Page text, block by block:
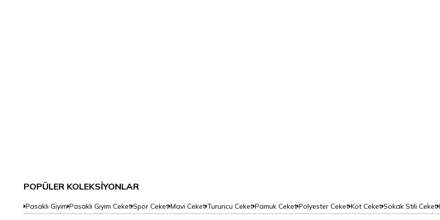
POPÜLER KOLEKSIYONLAR
Pasaklı Giyim Pasaklı Giyim Ceket Spor Ceket Mavi Ceket Turuncu Ceket Pamuk Ceket Polyester Ceket Kot Ceket Sokak Stili Ceket